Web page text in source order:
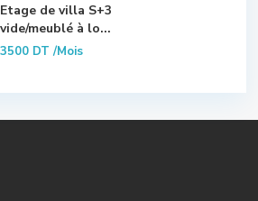
Etage de villa S+3
vide/meublé à lo...
3500 DT/Mois